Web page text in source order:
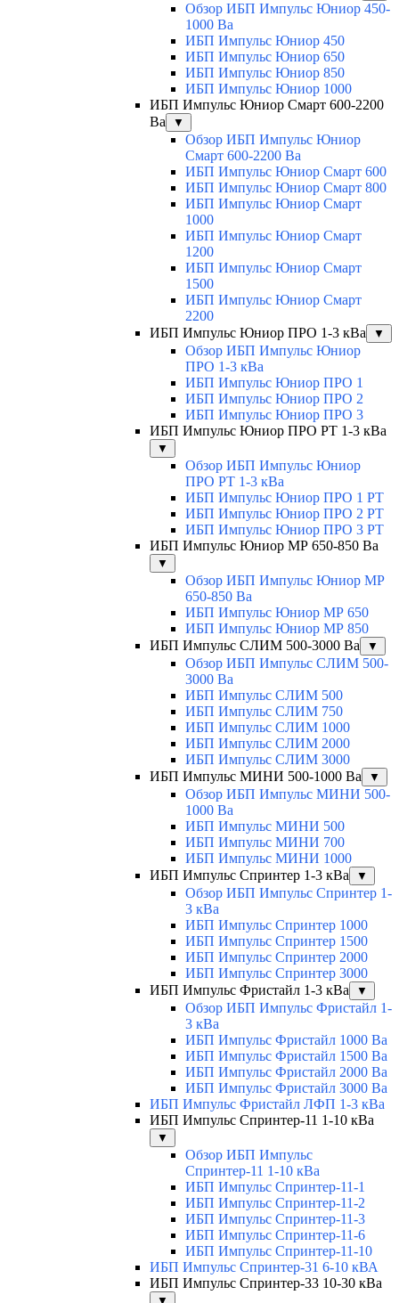
Обзор ИБП Импульс Юниор 450-
1000 Ва
ИБП Импульс Юниор 450
ИБП Импульс Юниор 650
ИБП Импульс Юниор 850
ИБП Импульс Юниор 1000
ИБП Импульс Юниор Смарт 600-2200
Ва
▼
Обзор ИБП Импульс Юниор
Смарт 600-2200 Ва
ИБП Импульс Юниор Смарт 600
ИБП Импульс Юниор Смарт 800
ИБП Импульс Юниор Смарт
1000
ИБП Импульс Юниор Смарт
1200
ИБП Импульс Юниор Смарт
1500
ИБП Импульс Юниор Смарт
2200
ИБП Импульс Юниор ПРО 1-3 кВа
▼
Обзор ИБП Импульс Юниор
ПРО 1-3 кВа
ИБП Импульс Юниор ПРО 1
ИБП Импульс Юниор ПРО 2
ИБП Импульс Юниор ПРО 3
ИБП Импульс Юниор ПРО РТ 1-3 кВа
▼
Обзор ИБП Импульс Юниор
ПРО РТ 1-3 кВа
ИБП Импульс Юниор ПРО 1 РТ
ИБП Импульс Юниор ПРО 2 РТ
ИБП Импульс Юниор ПРО 3 РТ
ИБП Импульс Юниор МР 650-850 Ва
▼
Обзор ИБП Импульс Юниор МР
650-850 Ва
ИБП Импульс Юниор МР 650
ИБП Импульс Юниор МР 850
ИБП Импульс СЛИМ 500-3000 Ва
▼
Обзор ИБП Импульс СЛИМ 500-
3000 Ва
ИБП Импульс СЛИМ 500
ИБП Импульс СЛИМ 750
ИБП Импульс СЛИМ 1000
ИБП Импульс СЛИМ 2000
ИБП Импульс СЛИМ 3000
ИБП Импульс МИНИ 500-1000 Ва
▼
Обзор ИБП Импульс МИНИ 500-
1000 Ва
ИБП Импульс МИНИ 500
ИБП Импульс МИНИ 700
ИБП Импульс МИНИ 1000
ИБП Импульс Спринтер 1-3 кВа
▼
Обзор ИБП Импульс Спринтер 1-
3 кВа
ИБП Импульс Спринтер 1000
ИБП Импульс Спринтер 1500
ИБП Импульс Спринтер 2000
ИБП Импульс Спринтер 3000
ИБП Импульс Фристайл 1-3 кВа
▼
Обзор ИБП Импульс Фристайл 1-
3 кВа
ИБП Импульс Фристайл 1000 Ва
ИБП Импульс Фристайл 1500 Ва
ИБП Импульс Фристайл 2000 Ва
ИБП Импульс Фристайл 3000 Ва
ИБП Импульс Фристайл ЛФП 1-3 кВа
ИБП Импульс Спринтер-11 1-10 кВа
▼
Обзор ИБП Импульс
Спринтер-11 1-10 кВа
ИБП Импульс Спринтер-11-1
ИБП Импульс Спринтер-11-2
ИБП Импульс Спринтер-11-3
ИБП Импульс Спринтер-11-6
ИБП Импульс Спринтер-11-10
ИБП Импульс Спринтер-31 6-10 кВА
ИБП Импульс Спринтер-33 10-30 кВа